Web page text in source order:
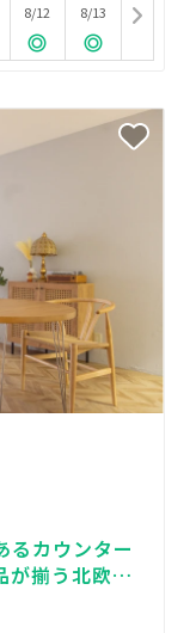
8/12
8/13
るカウンター
が揃う北欧風